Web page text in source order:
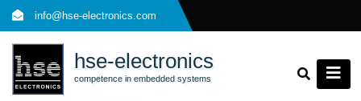
Skip
to
content
info@hse-electronics.com
hse-electronics
competence in embedded systems